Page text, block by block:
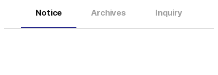
Notice Archives Inquiry